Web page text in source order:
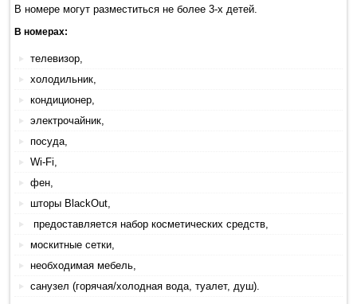
В номере могут разместиться не более 3-х детей.
В номерах:
телевизор,
холодильник,
кондиционер,
электрочайник,
посуда,
Wi-Fi,
фен,
шторы BlackOut,
предоставляется набор косметических средств,
москитные сетки,
необходимая мебель,
санузел (горячая/холодная вода, туалет, душ).